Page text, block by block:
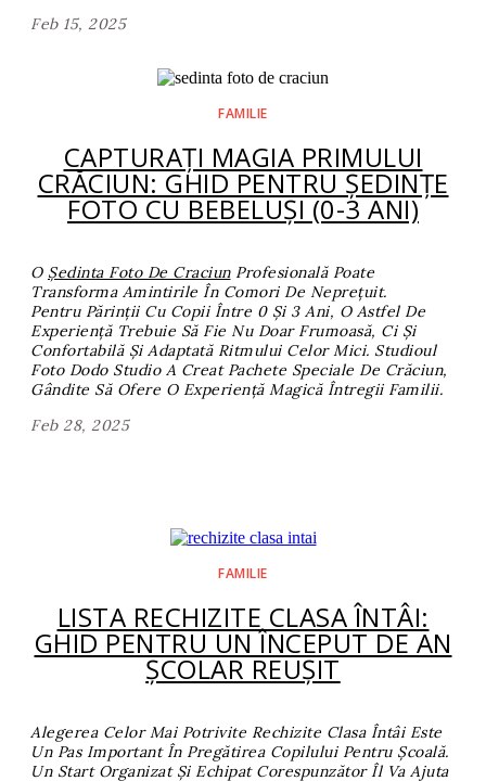
Feb 15, 2025
FAMILIE
CAPTURAȚI MAGIA PRIMULUI
CRĂCIUN: GHID PENTRU ȘEDINȚE
FOTO CU BEBELUȘI (0-3 ANI)
O Ședinta Foto De CraciunProfesională Poate
Transforma Amintirile În Comori De Neprețuit.
Pentru Părinții Cu Copii Între 0 Și 3 Ani, O Astfel De
Experiență Trebuie Să Fie Nu Doar Frumoasă, Ci Și
Confortabilă Și Adaptată Ritmului Celor Mici. Studioul
Foto Dodo Studio A Creat Pachete Speciale De Crăciun,
Gândite Să Ofere O Experiență Magică Întregii Familii.
Feb 28, 2025
FAMILIE
LISTA RECHIZITE CLASA ÎNTÂI:
GHID PENTRU UN ÎNCEPUT DE AN
ȘCOLAR REUȘIT
Alegerea Celor Mai Potrivite Rechizite Clasa ÎntâiEste
Un Pas Important În Pregătirea Copilului Pentru Școală.
Un Start Organizat Și Echipat Corespunzător Îl Va Ajuta